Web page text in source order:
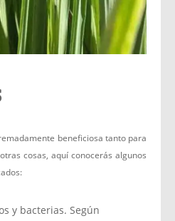
beneficiosa tanto para
cosas, aquí conocerás algunos
y bacterias. Según